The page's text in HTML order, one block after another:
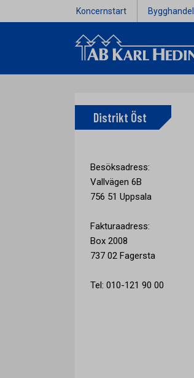
Koncernstart Bygghandel
Distrikt Öst
Besöksadress:
Vallvägen 6B
756 51 Uppsala
Fakturaadress:
Box 2008
737 02 Fagersta
Tel: 010-121 90 00